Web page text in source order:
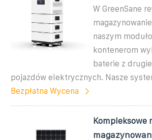
W GreenSane
naszym
kontenerom
baterie z
pojazdów elektrycznych. Nasze
Bezpłatna Wycena
Kompleksowe